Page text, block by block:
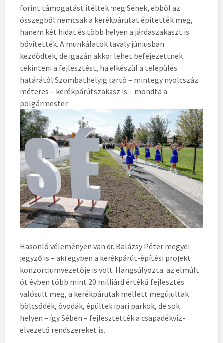
forint támogatást ítéltek meg Sének, ebből az
összegből nemcsak a kerékpárutat építették meg,
hanem két hidat és több helyen a járdaszakaszt is
bővítették. A munkálatok tavaly júniusban
kezdődtek, de igazán akkor lehet befejezettnek
tekinteni a fejlesztést, ha elkészül a település
határától Szombathelyig tartó – mintegy nyolcszáz
méteres – kerékpárútszakasz is – mondta a
polgármester.
Hasonló véleményen van dr. Balázsy Péter megyei
jegyző is – aki egyben a kerékpárút-építési projekt
konzorciumvezetője is volt. Hangsúlyozta: az elmúlt
öt évben több mint 20 milliárd értékű fejlesztés
valósult meg, a kerékpárutak mellett megújultak
bölcsődék, óvodák, épültek ipari parkok, de sok
helyen – így Sében – fejlesztették a csapadékvíz-
elvezető rendszereket is.